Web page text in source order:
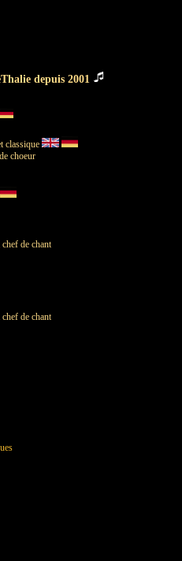
depuis 2001
classique
choeur
de chant
de chant